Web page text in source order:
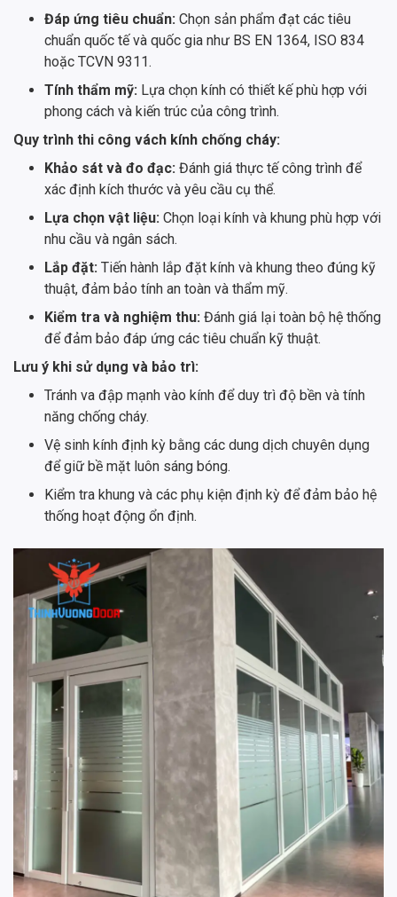
Đáp ứng tiêu chuẩn: Chọn sản phẩm đạt các tiêu
chuẩn quốc tế và quốc gia như BS EN 1364, ISO 834
hoặc TCVN 9311.
Tính thẩm mỹ: Lựa chọn kính có thiết kế phù hợp với
phong cách và kiến trúc của công trình.
Quy trình thi công vách kính chống cháy:
Khảo sát và đo đạc: Đánh giá thực tế công trình để
xác định kích thước và yêu cầu cụ thể.
Lựa chọn vật liệu: Chọn loại kính và khung phù hợp với
nhu cầu và ngân sách.
Lắp đặt: Tiến hành lắp đặt kính và khung theo đúng kỹ
thuật, đảm bảo tính an toàn và thẩm mỹ.
Kiểm tra và nghiệm thu: Đánh giá lại toàn bộ hệ thống
để đảm bảo đáp ứng các tiêu chuẩn kỹ thuật.
Lưu ý khi sử dụng và bảo trì:
Tránh va đập mạnh vào kính để duy trì độ bền và tính
năng chống cháy.
Vệ sinh kính định kỳ bằng các dung dịch chuyên dụng
để giữ bề mặt luôn sáng bóng.
Kiểm tra khung và các phụ kiện định kỳ để đảm bảo hệ
thống hoạt động ổn định.